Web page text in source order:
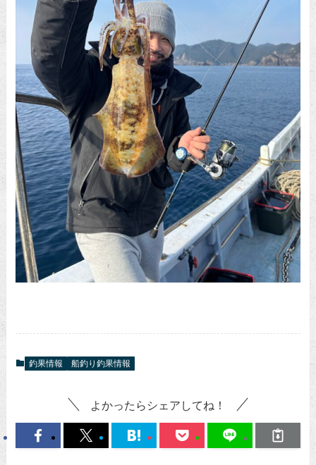
釣果情報 船釣り釣果情報
よかったらシェアしてね！